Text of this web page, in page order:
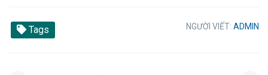
Tags NGƯỜI VIẾT: ADMIN